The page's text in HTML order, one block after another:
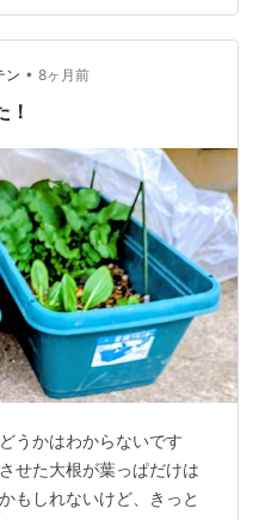
なのに風が強くて不織布
るのも一苦労でした 寒か
↓ 実際は氷点下にはなら
ン • 8ヶ月前
！
うかはわからないです
せた大根が葉っぱだけは
もしれないけど、きっと